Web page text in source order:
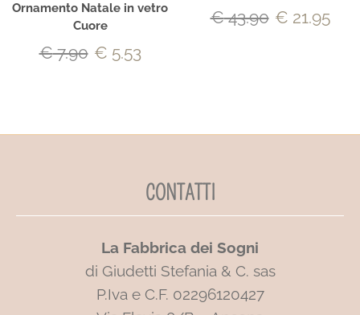
Ornamento Natale in vetro
Cuore
€7.90 € 5.53
€43.90 € 21.95
CONTATTI
La Fabbrica dei Sogni
di Giudetti Stefania & C. sas
P.Iva e C.F. 02296120427